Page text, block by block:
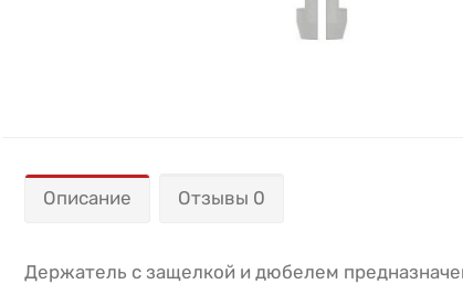
Описание Отзывы 0
Держатель с защелкой и дюбелем